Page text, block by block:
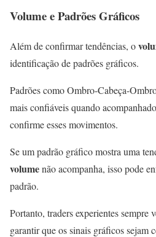
Volumee Padrões Gráficos
Além de confirmar tendências, o
identificação de padrões gráficos.
Padrões como Ombro-Cabeça-
mais confiáveis quando
confirme esses movimentos.
Se um padrão gráfico mostra uma
volumenão acompanha, isso pode
padrão.
Portanto, traders experientes sempre
garantir que os sinais gráficos sejam